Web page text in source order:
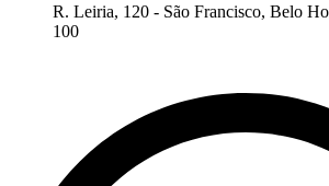
R. Leiria, 120 - São Francisco, Belo
100